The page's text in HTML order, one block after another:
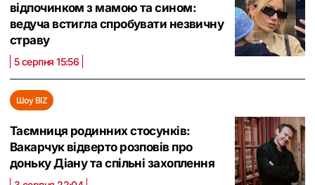
відпочинком з мамою та сином:
ведуча встигла спробувати незвичну
страву
5 серпня 15:56
Шоу BIZ
Таємниця родинних стосунків:
Вакарчук відверто розповів про
доньку Діану та спільні захоплення